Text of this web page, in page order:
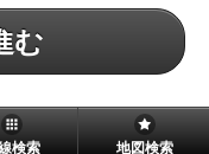
む
検索 地図検索